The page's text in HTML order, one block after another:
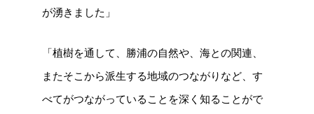
が湧きました」
「植樹を通して、勝浦の自然や、海との関連、
またそこから派生する地域のつながりなど、す
べてがつながっていることを深く知ることがで